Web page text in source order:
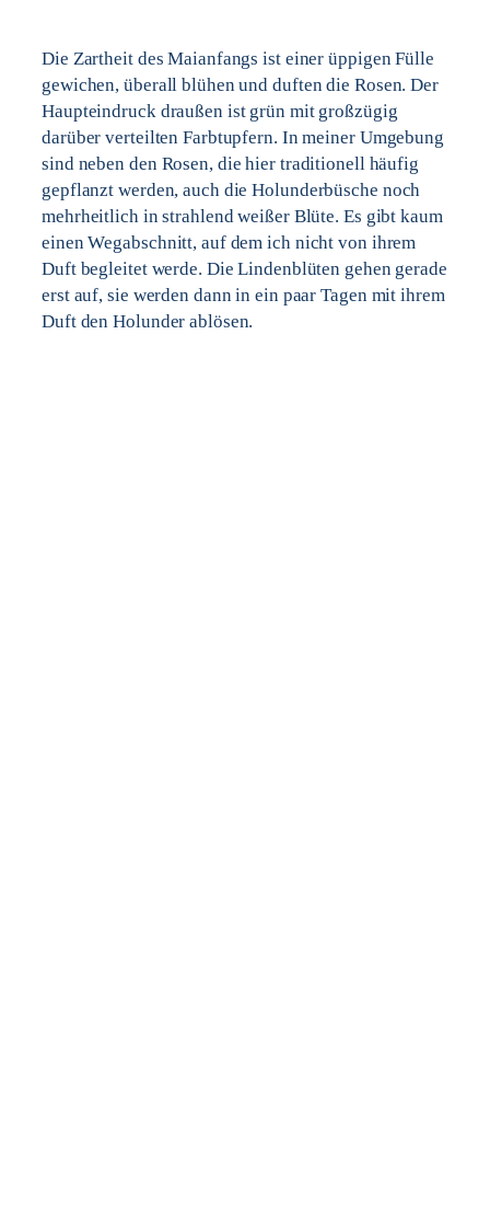
Die Zartheit des Maianfangs ist einer üppigen Fülle
gewichen, überall blühen und duften die Rosen. Der
Haupteindruck draußen ist grün mit großzügig
darüber verteilten Farbtupfern. In meiner Umgebung
sind neben den Rosen, die hier traditionell häufig
gepflanzt werden, auch die Holunderbüsche noch
mehrheitlich in strahlend weißer Blüte. Es gibt kaum
einen Wegabschnitt, auf dem ich nicht von ihrem
Duft begleitet werde. Die Lindenblüten gehen gerade
erst auf, sie werden dann in ein paar Tagen mit ihrem
Duft den Holunder ablösen.